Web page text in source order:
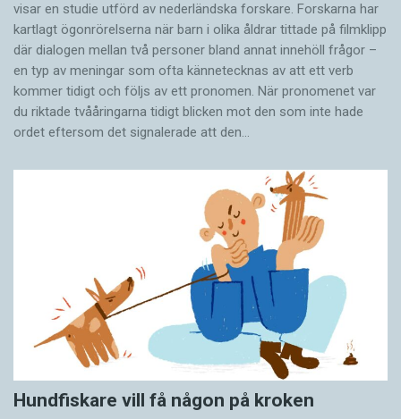
visar en studie utförd av nederländska forskare. Forskarna har
kartlagt ögonrörelserna när barn i olika åldrar tittade på filmklipp
där dialogen mellan två personer bland annat innehöll frågor –
en typ av meningar som ofta kännetecknas av att ett verb
kommer tidigt och följs av ett pronomen. När pronomenet var
du riktade tvååringarna tidigt blicken mot den som inte hade
ordet eftersom det ­signalerade att den…
Hundfiskare vill få någon på kroken